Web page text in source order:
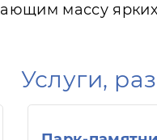
массу
Услуги,